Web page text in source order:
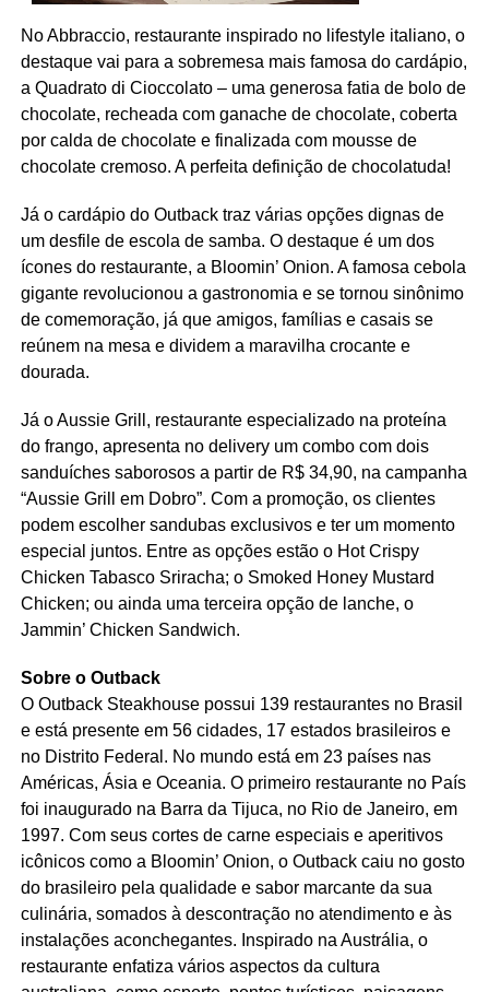
No Abbraccio, restaurante inspirado no lifestyle italiano, o
destaque vai para a sobremesa mais famosa do cardápio,
a Quadrato di Cioccolato – uma generosa fatia de bolo de
chocolate, recheada com ganache de chocolate, coberta
por calda de chocolate e finalizada com mousse de
chocolate cremoso. A perfeita definição de chocolatuda!
Já o cardápio do Outback traz várias opções dignas de
um desfile de escola de samba. O destaque é um dos
ícones do restaurante, a Bloomin’ Onion. A famosa cebola
gigante revolucionou a gastronomia e se tornou sinônimo
de comemoração, já que amigos, famílias e casais se
reúnem na mesa e dividem a maravilha crocante e
dourada.
Já o Aussie Grill, restaurante especializado na proteína
do frango, apresenta no delivery um combo com dois
sanduíches saborosos a partir de R$ 34,90, na campanha
“Aussie Grill em Dobro”. Com a promoção, os clientes
podem escolher sandubas exclusivos e ter um momento
especial juntos. Entre as opções estão o Hot Crispy
Chicken Tabasco Sriracha; o Smoked Honey Mustard
Chicken; ou ainda uma terceira opção de lanche, o
Jammin’ Chicken Sandwich.
Sobre o Outback
O Outback Steakhouse possui 139 restaurantes no Brasil
e está presente em 56 cidades, 17 estados brasileiros e
no Distrito Federal. No mundo está em 23 países nas
Américas, Ásia e Oceania. O primeiro restaurante no País
foi inaugurado na Barra da Tijuca, no Rio de Janeiro, em
1997. Com seus cortes de carne especiais e aperitivos
icônicos como a Bloomin’ Onion, o Outback caiu no gosto
do brasileiro pela qualidade e sabor marcante da sua
culinária, somados à descontração no atendimento e às
instalações aconchegantes. Inspirado na Austrália, o
restaurante enfatiza vários aspectos da cultura